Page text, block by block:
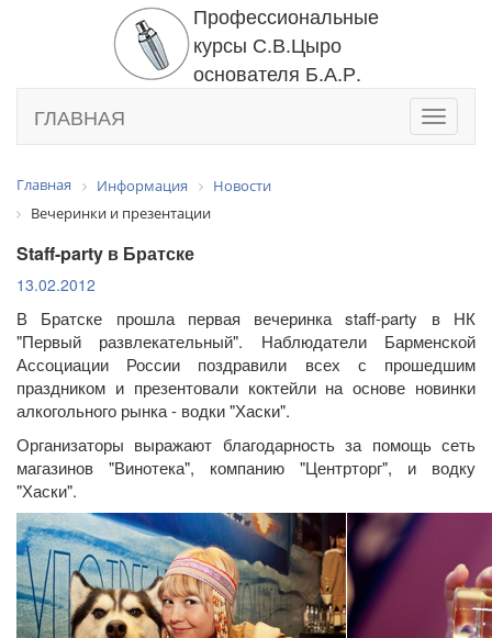
Профессиональные
курсы С.В.Цыро
основателя Б.А.Р.
Toggle
ГЛАВНАЯ
Главная Информация
Новости
Вечеринки и презентации
Staff-party в Братске
13.02.2012
В Братске прошла первая вечеринка staff-party в НК
"Первый развлекательный". Наблюдатели Барменской
Ассоциации России поздравили всех с прошедшим
праздником и презентовали коктейли на основе новинки
алкогольного рынка - водки "Хаски".
Организаторы выражают благодарность за помощь сеть
магазинов "Винотека", компанию "Центрторг", и водку
"Хаски".